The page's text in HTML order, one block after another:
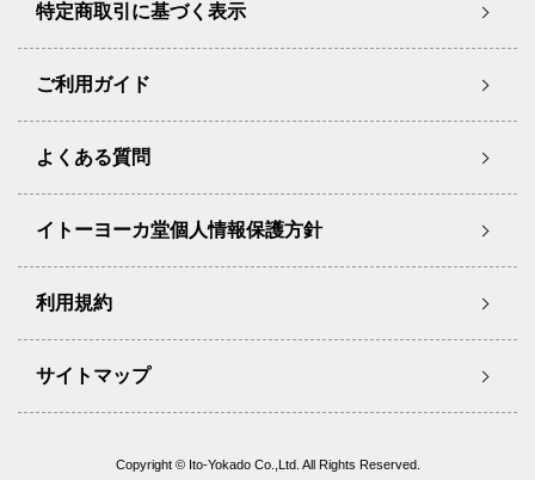
特定商取引に基づく表示
ご利用ガイド
よくある質問
イトーヨーカ堂個人情報保護方針
利用規約
サイトマップ
Copyright © Ito-Yokado Co.,Ltd. All Rights Reserved.